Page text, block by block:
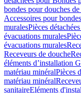
bondes pour douches
Accessoires pour
muralesPièces
évacuations murales
évacuations murales
Receveurs de douche
éléments d’installation
matériau minéralPièces
matériau minéral
sanitaireEléments